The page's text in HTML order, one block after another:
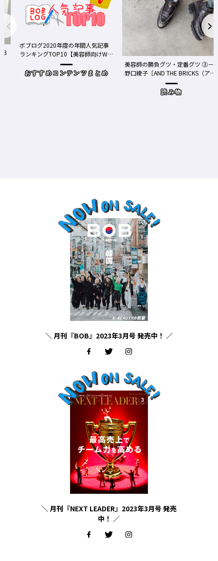
ボブログ2020年度の年間人気記事
ランキングTOP10【美容師向けWe
おすすめコンテンツまとめ
美容師の勝負グツ・定番グツ ③－
野口綾子［AND THE BRICKS（アン
ドザブリックス）／神奈川県鎌倉
読み物
＼ 月刊『BOB』2023年3月号 発売中！ ／
＼ 月刊『NEXT LEADER』2023年3月号 発売
中！ ／